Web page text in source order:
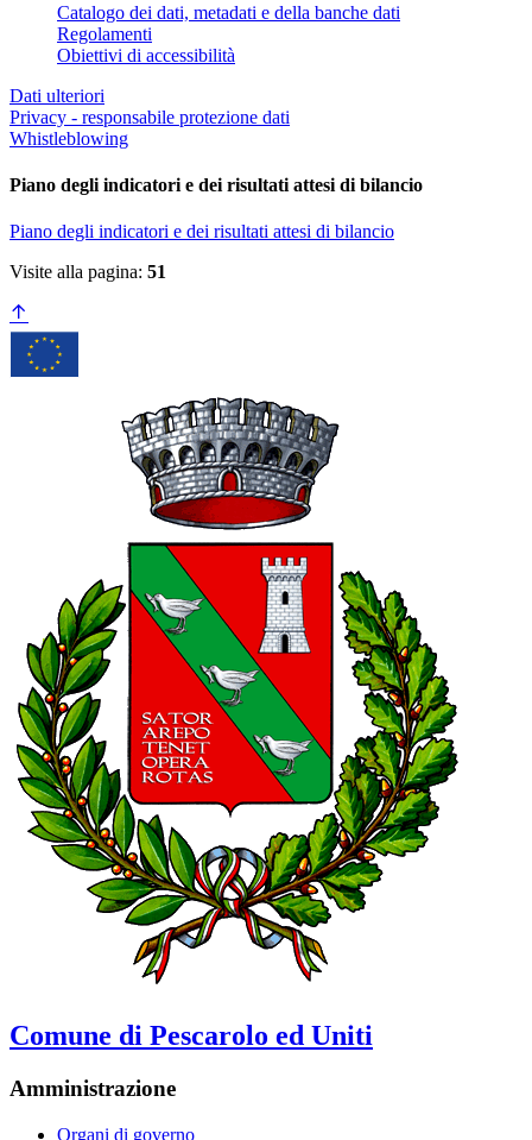
Catalogo dei dati, metadati e della banche dati
Regolamenti
Obiettivi di accessibilità
Dati ulteriori
Privacy - responsabile protezione dati
Whistleblowing
Piano degli indicatori e dei risultati attesi di bilancio
Piano degli indicatori e dei risultati attesi di bilancio
Visite alla pagina: 51
Comune di Pescarolo ed Uniti
Amministrazione
Organi di governo